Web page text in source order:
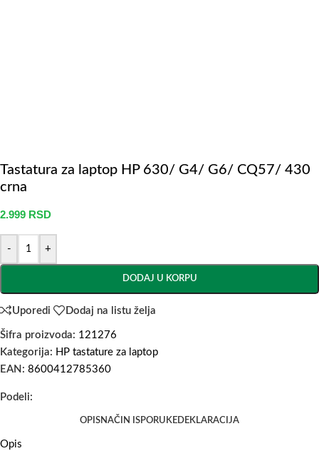
Tastatura za laptop HP 630/ G4/ G6/ CQ57/ 430
crna
2.999 RSD
- +
DODAJ U KORPU
Uporedi Dodaj na listu želja
Šifra proizvoda: 121276
Kategorija: HP tastature za laptop
EAN: 8600412785360
Podeli:
OPISNAČIN ISPORUKEDEKLARACIJA
Opis